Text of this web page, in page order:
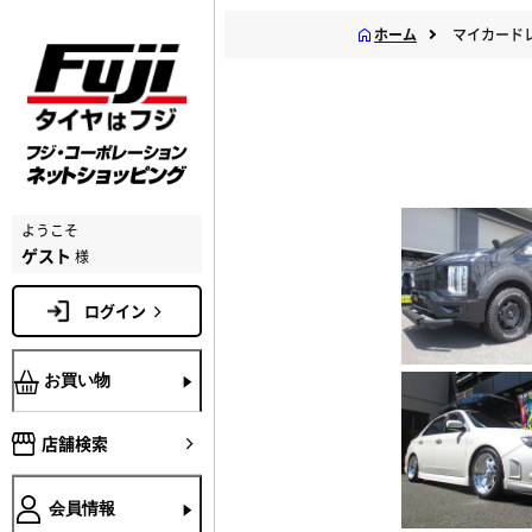
ようこそ
ゲスト 様
ログイン
お買い物
店舗検索
会員情報
ホーム マイカード